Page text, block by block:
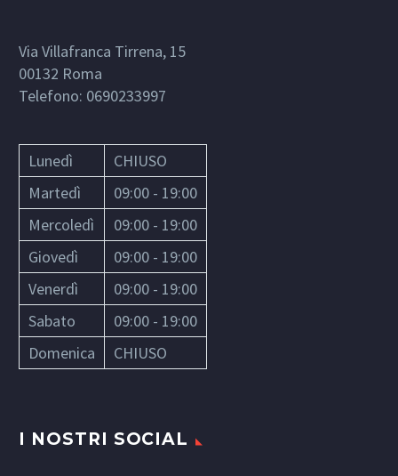
Via Villafranca Tirrena, 15
00132 Roma
Telefono: 0690233997
Lunedì
CHIUSO
Martedì
09:00 - 19:00
Mercoledì
09:00 - 19:00
Giovedì
09:00 - 19:00
Venerdì
09:00 - 19:00
Sabato
09:00 - 19:00
Domenica
CHIUSO
I NOSTRI SOCIAL